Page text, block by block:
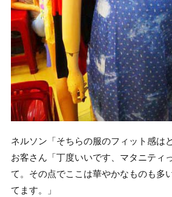
ネルソン「そちらの服のフィット感は
お客さん「丁度いいです、マタニティ
て。その点でここは華やかなものも多
てます。」